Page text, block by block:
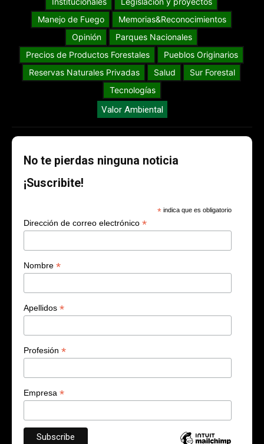
Manejo de Fuego
Memorias&Reconocimientos
Opinión
Parques Nacionales
Precios de Productos Forestales
Pueblos Originarios
Reservas Naturales Privadas
Salud
Sur Forestal
Tecnologías
Valor Ambiental
No te pierdas ninguna noticia
¡Suscribite!
* indica que es obligatorio
Dirección de correo electrónico *
Nombre *
Apellidos *
Profesión *
Empresa *